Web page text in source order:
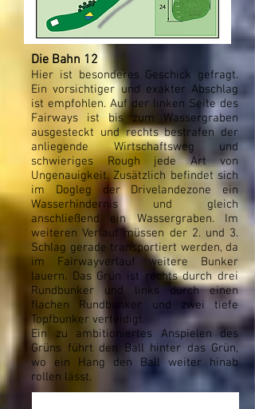
Die Bahn 12
Hier ist besonderes Geschick gefragt.
Ein vorsichtiger und exakter Abschlag
ist empfohlen. Auf der linken Seite des
Fairways ist bis zum Wassergraben
ausgesteckt und rechts bestrafen der
anliegende Wirtschaftsweg und
schwieriges Rough jede Art von
Ungenauigkeit. Zusätzlich befindet sich
im Dogleg der Drivelandezone ein
Wasserhindernis und gleich
anschließend ein Wassergraben. Im
weiteren Verlauf müssen der 2. und 3.
Schlag gerade transportiert werden, da
im Fairwayverlauf weitere Bunker
lauern. Das Grün ist rechts durch drei
Rundbunker und links durch einen
flachen Rundbunker und zwei tiefe
Topfbunker verteidigt.
Ein zu ambitioniertes Anspielen des
Grüns führt den Ball hinter das Grün,
wo ein Hang den Ball weiter hinab
rollen lässt.